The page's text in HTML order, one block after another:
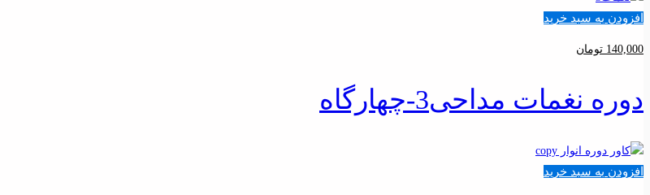
افزودن به سبد خرید
140,000 تومان
دوره نغمات مداحی3-چهارگاه
افزودن به سبد خرید